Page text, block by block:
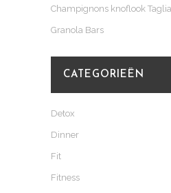
Champignons knoflook
Granola Bars
CATEGORIEËN
Detox
Dinner
Fit
Fitness